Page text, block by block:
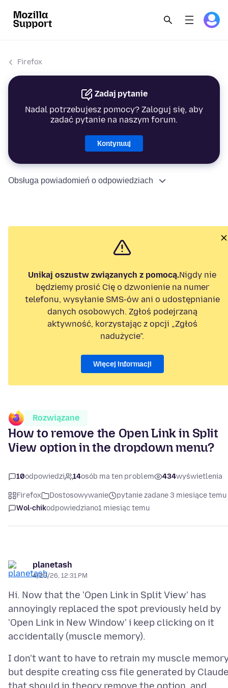
Firefox
Zadaj pytanie
Nadal potrzebujesz pomocy? Zaloguj się, aby
zadać pytanie na naszym forum.
Kontynuuj
Obsługa powiadomień o odpowiedziach
Unikaj oszustw związanych z pomocą.Nigdy nie
będziemy prosić Cię o dzwonienie na numer
telefonu, wysyłanie SMS-ów ani o udostępnianie
danych osobowych. Zgłoś podejrzaną
aktywność, korzystając z opcji „Zgłoś
nadużycie”.
Więcej informacji
Rozwiązane
How to remove the Open Link in Split
View option in the dropdown menu?
10odpowiedzi 14osób ma ten problem 434wyświetlenia
Firefox Dostosowywanie
pytanie zadane 3 miesiące temu
Wol-chikodpowiedziano1 miesiąc temu
planetash
4/23/26, 12:31 PM
Hi. Now that the 'Open Link in Split View' has
annoyingly replaced the spot previously held by
'Open Link in New Window' i keep clicking on it
I don't want to have to retrain my muscle
but despite creating css file generated by